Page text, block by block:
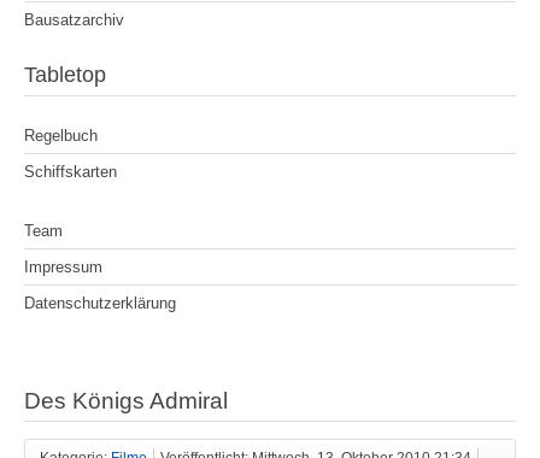
Bausatzarchiv
Tabletop
Regelbuch
Schiffskarten
Team
Impressum
Datenschutzerklärung
Des Königs Admiral